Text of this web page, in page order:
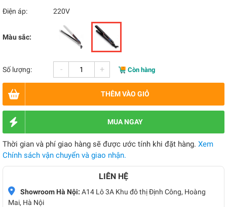
Điện áp:
220V
Màu sắc:
Số lượng: - + Còn hàng
THÊM VÀO GIỎ
MUA NGAY
Thời gian và phí giao hàng sẽ được ước tính khi đặt hàng. Xem
Chính sách vận chuyển và giao nhận.
LIÊN HỆ
Showroom Hà Nội: A14 Lô 3A Khu đô thị Định Công, Hoàng
Mai, Hà Nội